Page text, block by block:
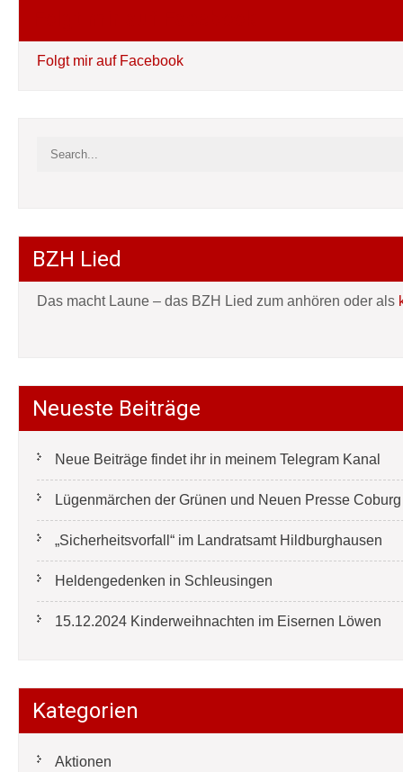
Folgt mir auf Facebook
BZH Lied
Das macht Laune – das BZH Lied zum anhören oder als
Neueste Beiträge
Neue Beiträge findet ihr in meinem Telegram Kanal
Lügenmärchen der Grünen und Neuen Presse
„Sicherheitsvorfall“ im Landratsamt Hildburghausen
Heldengedenken in Schleusingen
15.12.2024 Kinderweihnachten im Eisernen Löwen
Kategorien
Aktionen